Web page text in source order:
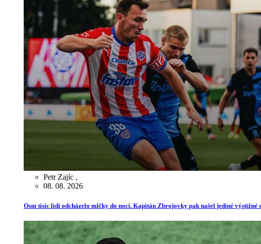
Petr Zajíc ,
08. 08. 2026
Osm tisíc lidí odcházelo mlčky do noci. Kapitán Zbrojovky pak našel jediné výstižné